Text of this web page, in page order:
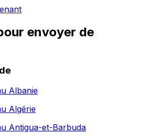
envoyer de
Albanie
Algérie
Antigua-et-Barbuda